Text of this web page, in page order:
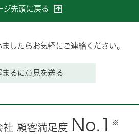
ジ先頭に戻る
したらお気軽にご連絡ください。
まるに意見を送る
社 顧客満足度 No.1 ※